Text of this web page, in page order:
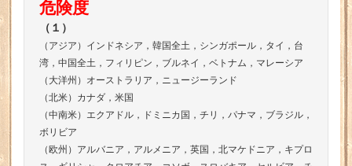
危険度
（１）
（アジア）インドネシア，韓国全土，シンガポール，タイ，台
湾，中国全土，フィリピン，ブルネイ，ベトナム，マレーシア
（大洋州）オーストラリア，ニュージーランド
（北米）カナダ，米国
（中南米）エクアドル，ドミニカ国，チリ，パナマ，ブラジル，
ボリビア
（欧州）アルバニア，アルメニア，英国，北マケドニア，キプロ